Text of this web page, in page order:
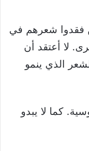
فقدوا شعرهم في
لا أعتقد أن
الذي ينمو
كما لا يبدو